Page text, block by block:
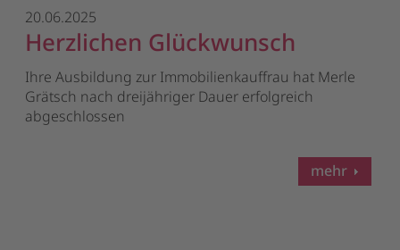
20.06.2025
Herzlichen Glückwunsch
Ihre Ausbildung zur Immobilienkauffrau hat Merle
Grätsch nach dreijähriger Dauer erfolgreich
abgeschlossen
mehr